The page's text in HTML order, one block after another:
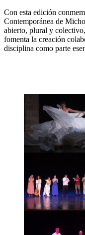
Con esta edición
Contemporánea de
abierto, plural y
fomenta la creación
disciplina como parte